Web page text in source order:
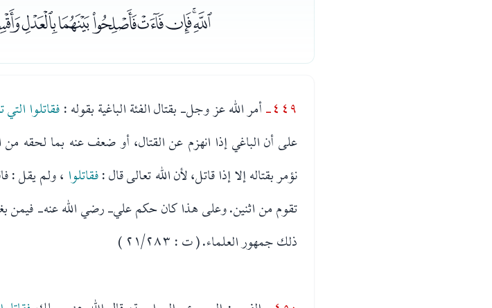
٤٤٩- أمر الله عز وجل- بقتال الفئة الباغية بقوله :فقاتلوا
على أن الباغي إذا انهزم عن القتال، أو ضعف عنه بما لحقه من
نؤمر بقتاله إلا إذا قاتل، لأن الله تعالى قال :فقاتلوا ، ولم يقل :
تقوم من اثنين. وعلى هذا كان حكم علي- رضي الله عنه- فيمن
ذلك جمهور العلماء. ( ت : ٢١/٢٨٣ )